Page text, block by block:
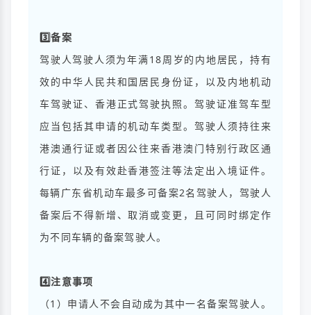
3️⃣备案
驾驶人驾驶人须为年满18周岁的内地居民，持有
效的中华人民共和国居民身份证，以及内地机动
车驾驶证、香港正式驾驶执照。驾驶证准驾车型
应当包括其申请的机动车类型。驾驶人须持往来
港澳通行证或者因公往来香港澳门特别行政区通
行证，以及有效赴香港签注等法定出入境证件。
每辆广东省机动车最多可备案2名驾驶人，驾驶人
备案后不得新增、取消或变更，且可同时绑定作
为不同车辆的备案驾驶人。
4️⃣注意事项
（1）申请人不会自动成为其中一名备案驾驶人。